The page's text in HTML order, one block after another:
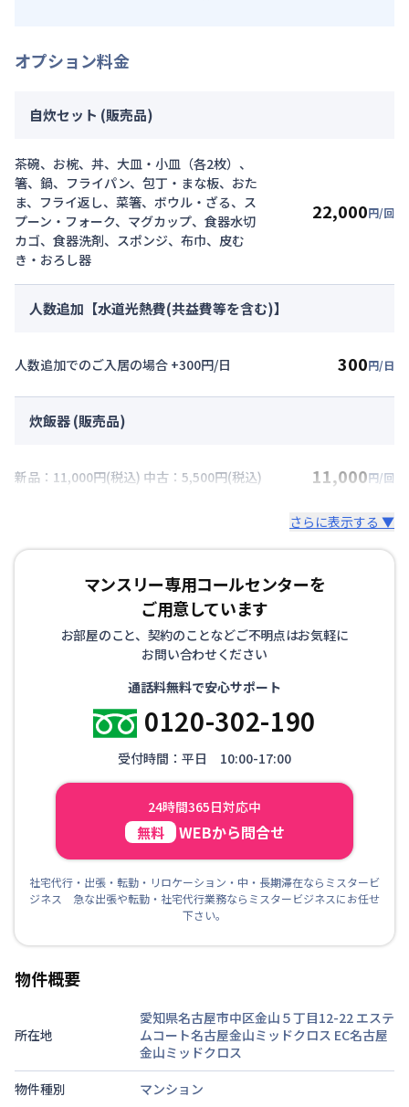
オプション料金
自炊セット (販売品)
茶碗、お椀、丼、大皿・小皿（各2枚）、
箸、鍋、フライパン、包丁・まな板、おた
ま、フライ返し、菜箸、ボウル・ざる、ス
プーン・フォーク、マグカップ、食器水切
カゴ、食器洗剤、スポンジ、布巾、皮む
き・おろし器
22,000円/回
人数追加【水道光熱費(共益費等を含む)】
人数追加でのご入居の場合 +300円/日 300円/日
炊飯器 (販売品)
新品：11,000円(税込) 中古：5,500円(税込) 11,000円/回
さらに表示する ▼
マンスリー専用コールセンターを
ご用意しています
お部屋のこと、契約のことなどご不明点はお気軽に
お問い合わせください
通話料無料で安心サポート
0120-302-190
受付時間：平日 10:00-17:00
24時間365日対応中
無料 WEBから問合せ
社宅代行・出張・転勤・リロケーション・中・長期滞在ならミスタービ
ジネス 急な出張や転勤・社宅代行業務ならミスタービジネスにお任せ
下さい。
物件概要
所在地
愛知県名古屋市中区金山５丁目12-22 エステ
ムコート名古屋金山ミッドクロス EC名古屋
金山ミッドクロス
物件種別
マンション